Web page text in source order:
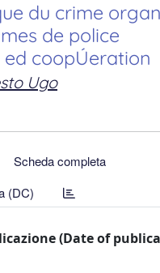
du crime
de police
coopÚeration
Ugo
Scheda completa
(DC)
(Date of